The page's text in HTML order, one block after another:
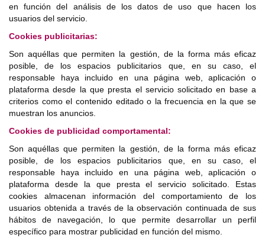
en función del análisis de los datos de uso que hacen los
usuarios del servicio.
Cookies publicitarias:
Son aquéllas que permiten la gestión, de la forma más eficaz
posible, de los espacios publicitarios que, en su caso, el
responsable haya incluido en una página web, aplicación o
plataforma desde la que presta el servicio solicitado en base a
criterios como el contenido editado o la frecuencia en la que se
muestran los anuncios.
Cookies de publicidad comportamental:
Son aquéllas que permiten la gestión, de la forma más eficaz
posible, de los espacios publicitarios que, en su caso, el
responsable haya incluido en una página web, aplicación o
plataforma desde la que presta el servicio solicitado. Estas
cookies almacenan información del comportamiento de los
usuarios obtenida a través de la observación continuada de sus
hábitos de navegación, lo que permite desarrollar un perfil
específico para mostrar publicidad en función del mismo.